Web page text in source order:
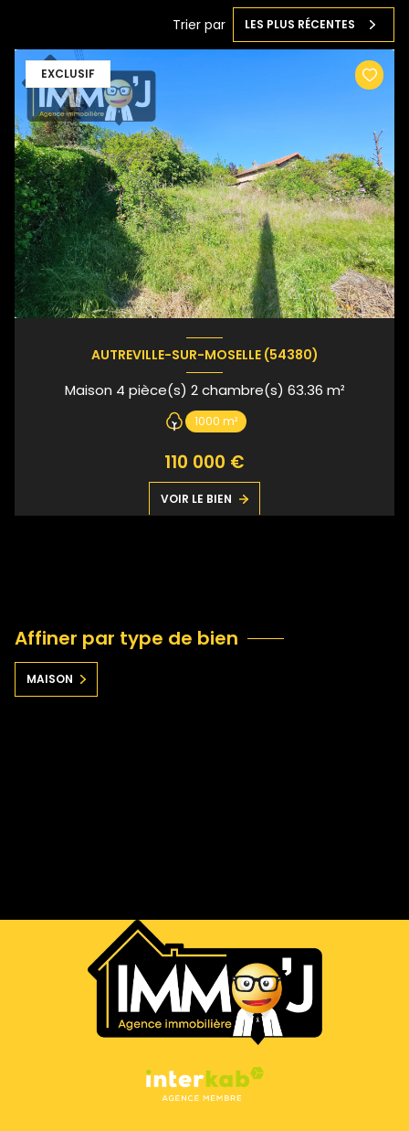
Trier par LES PLUS RÉCENTES
EXCLUSIF
AUTREVILLE-SUR-MOSELLE (54380)
Maison 4 pièce(s) 2 chambre(s) 63.36 m²
1000 m²
110 000 €
VOIR LE BIEN
Affiner par type de bien
MAISON